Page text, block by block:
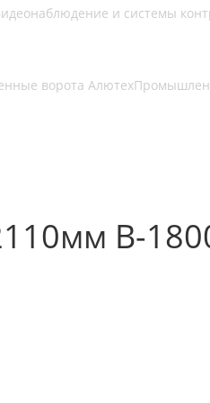
и системы
ворота Алютех
В-